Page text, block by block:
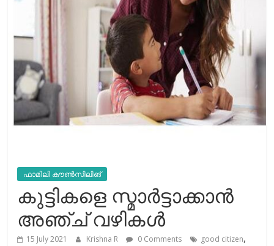
ഫാമിലി കൗൺസിലിങ്
കുട്ടികളെ സ്മാര്‍ട്ടാക്കാന്‍
അഞ്ച് വഴികള്‍
15 July 2021 Krishna R 0 Comments good citizen,